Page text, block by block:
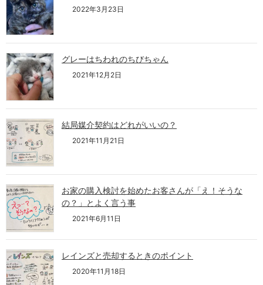
2022年3月23日
グレーはちわれのちびちゃん
2021年12月2日
結局媒介契約はどれがいいの？
2021年11月21日
お家の購入検討を始めたお客さんが「え！そうな
の？」とよく言う事
2021年6月11日
レインズと売却するときのポイント
2020年11月18日